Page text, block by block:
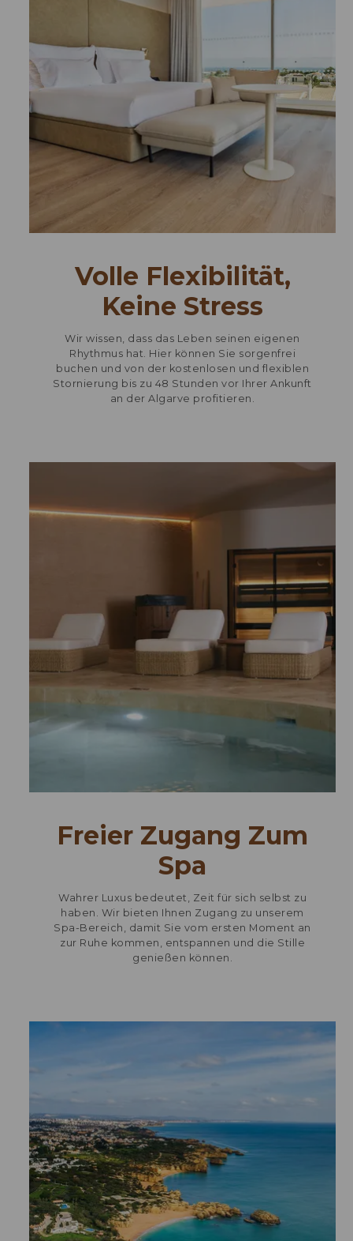
Volle Flexibilität,
Keine Stress
Wir wissen, dass das Leben seinen eigenen
Rhythmus hat. Hier können Sie sorgenfrei
buchen und von der kostenlosen und flexiblen
Stornierung bis zu 48 Stunden vor Ihrer Ankunft
an der Algarve profitieren.
Freier Zugang Zum
Spa
Wahrer Luxus bedeutet, Zeit für sich selbst zu
haben. Wir bieten Ihnen Zugang zu unserem
Spa-Bereich, damit Sie vom ersten Moment an
zur Ruhe kommen, entspannen und die Stille
genießen können.